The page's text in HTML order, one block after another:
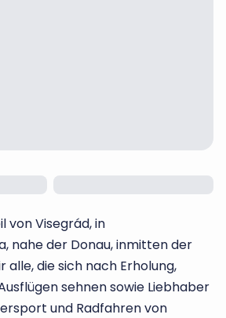
von Visegrád, in
nahe der Donau, inmitten der
alle, die sich nach Erholung,
sehnen sowie Liebhaber
und Radfahren von